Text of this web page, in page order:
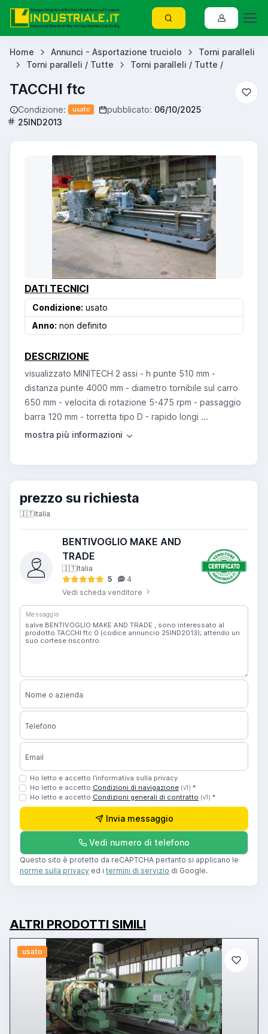
Home Annunci - Asportazione truciolo
Torni paralleli
Torni paralleli / Tutte
Torni paralleli / Tutte /
TACCHI ftc
Condizione: usato pubblicato: 06/10/2025
25IND2013
DATI TECNICI
Condizione: usato
Anno: non definito
DESCRIZIONE
visualizzato MINITECH 2 assi - h punte 510 mm -
distanza punte 4000 mm - diametro tornibile sul carro
650 mm - velocita di rotazione 5-475 rpm - passaggio
barra 120 mm - torretta tipo D - rapido longi ...
prezzo su richiesta
🇮🇹Italia
BENTIVOGLIO MAKE AND
TRADE
🇮🇹Italia
5
4
Vedi scheda venditore
Messaggio
Nome o azienda
Telefono
Email
Ho letto e accetto l’informativa sulla privacy
Ho letto e accetto Condizioni di navigazione (v1) *
Ho letto e accetto Condizioni generali di contratto (v1) *
Invia messaggio
Vedi numero di telefono
Questo sito è protetto da reCAPTCHA pertanto si applicano le
norme sulla privacy ed i termini di servizio di Google.
ALTRI PRODOTTI SIMILI
usato